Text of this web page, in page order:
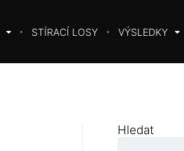
STÍRACÍ LOSY VÝSLEDKY
Hledat